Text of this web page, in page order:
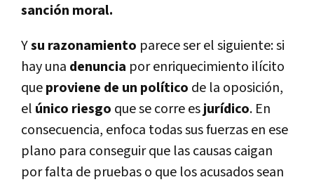
sanción moral.
Ysu razonamiento parece ser el siguiente: si
hay una denuncia por enriquecimiento ilícito
queproviene de un político de la oposición,
el único riesgo que se corre esjurídico. En
consecuencia, enfoca todas sus fuerzas en ese
plano para conseguir que las causas caigan
por falta de pruebas o que los acusados sean